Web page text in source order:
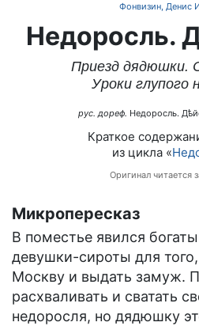
Фонвизин, Денис
Недоросль.
Приезд дядюшки.
Уроки глупого
рус. дореф. Недоросль.
Краткое
из цикла «
Оригинал читается
Микропересказ
В поместье явился
девушки-сироты для
Москву и выдать замуж.
расхваливать и сватать
недоросля, но дядюшку